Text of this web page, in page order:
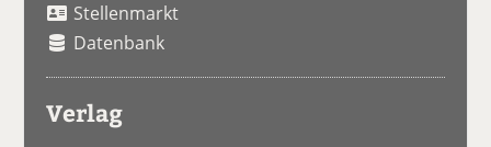
Stellenmarkt
Datenbank
Verlag